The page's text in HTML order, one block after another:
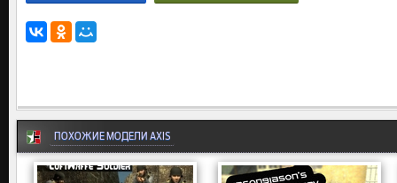
ПОХОЖИЕ МОДЕЛИ AXIS